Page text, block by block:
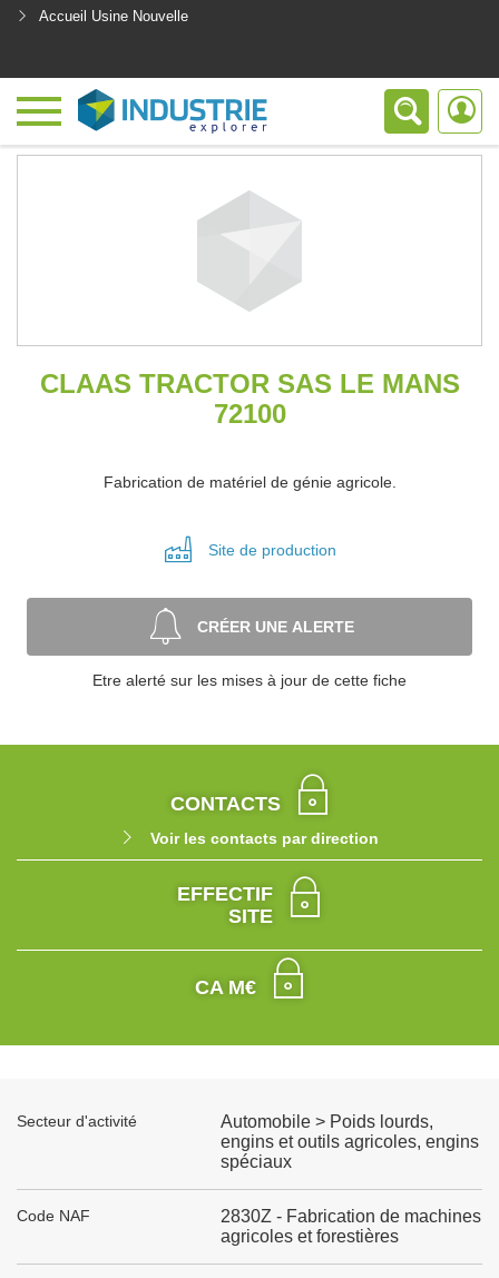
Accueil Usine Nouvelle
CLAAS TRACTOR SAS LE MANS
72100
Fabrication de matériel de génie agricole.
Site de production
CRÉER UNE ALERTE
Etre alerté sur les mises à jour de cette fiche
CONTACTS
Voir les contacts par direction
EFFECTIF
SITE
CA M€
Secteur d'activité
Automobile > Poids lourds,
engins et outils agricoles, engins
spéciaux
Code NAF
2830Z - Fabrication de machines
agricoles et forestières